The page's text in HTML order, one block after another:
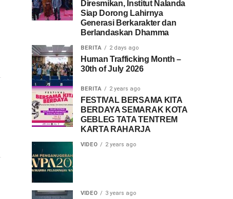
Diresmikan, Institut Nalanda
Siap Dorong Lahirnya
Generasi Berkarakter dan
Berlandaskan Dhamma
BERITA 2 days ago
Human Trafficking Month –
30th of July 2026
BERITA 2 years ago
FESTIVAL BERSAMA KITA
BERDAYA SEMARAK KOTA
GEBLEG TATA TENTREM
KARTA RAHARJA
VIDEO 2 years ago
VIDEO 3 years ago